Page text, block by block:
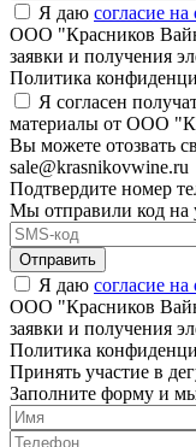
Я даю согласие
ООО "Красников
заявки и получения
Политика
Я согласен
материалы от ООО
Вы можете отозвать
sale@krasnikovwine.ru
Подтвердите номер
Мы отправили код на
Отправить
Я даю согласие
ООО "Красников
заявки и получения
Политика
Принять участие в
Заполните форму и